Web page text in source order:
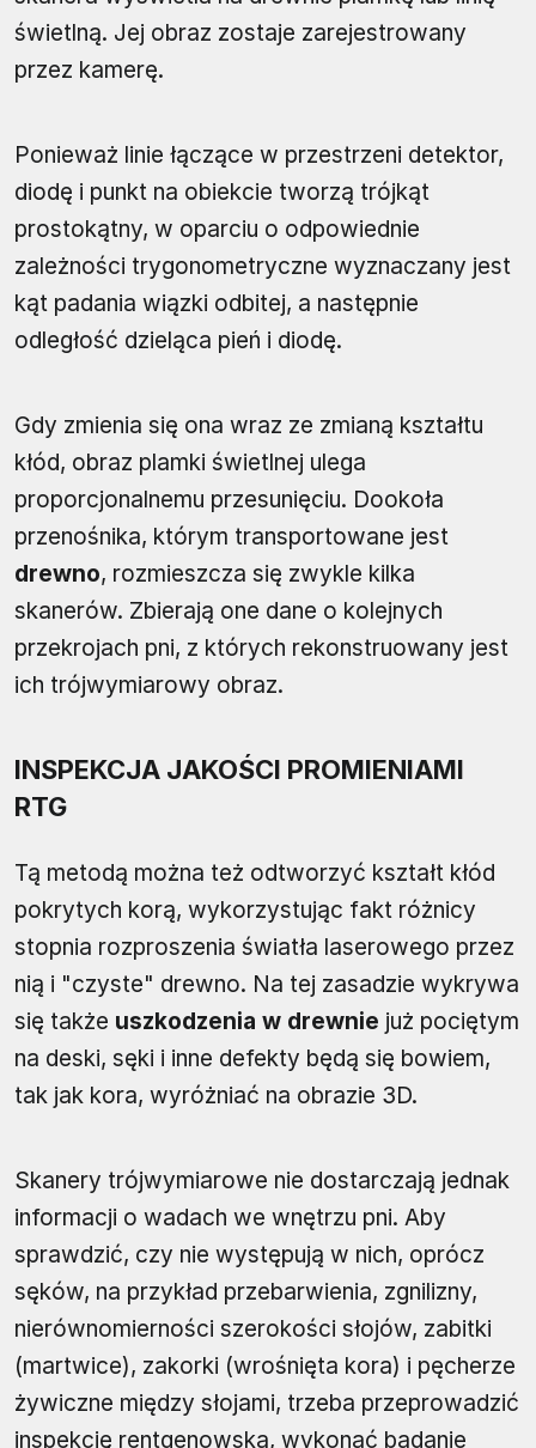
świetlną. Jej obraz zostaje zarejestrowany
przez kamerę.
Ponieważ linie łączące w przestrzeni detektor,
diodę i punkt na obiekcie tworzą trójkąt
prostokątny, w oparciu o odpowiednie
zależności trygonometryczne wyznaczany jest
kąt padania wiązki odbitej, a następnie
odległość dzieląca pień i diodę.
Gdy zmienia się ona wraz ze zmianą kształtu
kłód, obraz plamki świetlnej ulega
proporcjonalnemu przesunięciu. Dookoła
przenośnika, którym transportowane jest
drewno, rozmieszcza się zwykle kilka
skanerów. Zbierają one dane o kolejnych
przekrojach pni, z których rekonstruowany jest
ich trójwymiarowy obraz.
INSPEKCJA JAKOŚCI PROMIENIAMI
RTG
Tą metodą można też odtworzyć kształt kłód
pokrytych korą, wykorzystując fakt różnicy
stopnia rozproszenia światła laserowego przez
nią i "czyste" drewno. Na tej zasadzie wykrywa
się także uszkodzenia w drewnie już pociętym
na deski, sęki i inne defekty będą się bowiem,
tak jak kora, wyróżniać na obrazie 3D.
Skanery trójwymiarowe nie dostarczają jednak
informacji o wadach we wnętrzu pni. Aby
sprawdzić, czy nie występują w nich, oprócz
sęków, na przykład przebarwienia, zgnilizny,
nierównomierności szerokości słojów, zabitki
(martwice), zakorki (wrośnięta kora) i pęcherze
żywiczne między słojami, trzeba przeprowadzić
inspekcję rentgenowską, wykonać badanie